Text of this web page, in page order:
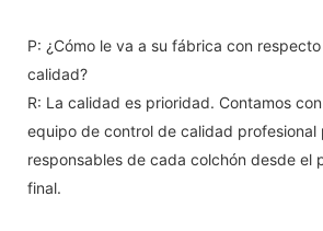
P: ¿Cómo le va a su fábrica con
calidad?
R: La calidad es prioridad. Contamos
equipo de control de calidad profesional
responsables de cada colchón desde el
final.